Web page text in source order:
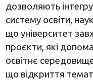
дозволяють
систему освіти,
що університет
проєкти, які
освітнє
що відкриття